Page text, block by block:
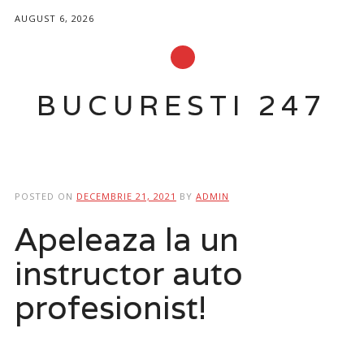
AUGUST 6, 2026
BUCURESTI 247
POSTED ON DECEMBRIE 21, 2021 BY ADMIN
Apeleaza la un
instructor auto
profesionist!